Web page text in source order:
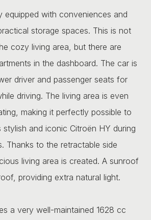
equipped with conveniences and
storage spaces. This is not
cozy living area, but there are
in the dashboard. The car is
driver and passenger seats for
driving. The living area is even
making it perfectly possible to
and iconic Citroën HY during
Thanks to the retractable side
living area is created. A sunroof
providing extra natural light.
a very well-maintained 1628 cc